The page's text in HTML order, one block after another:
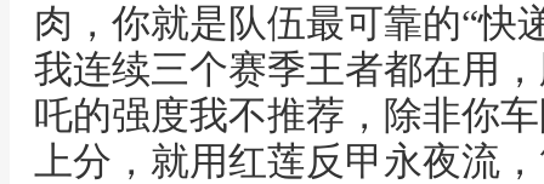
肉，你就是队伍最可靠的“快
我连续三个赛季王者都在用
吒的强度我不推荐，除非你
上分，就用红莲反甲永夜流